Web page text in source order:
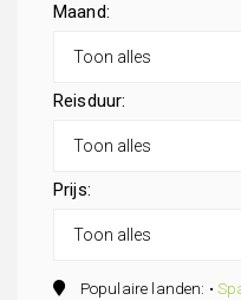
Maand:
Reisduur:
Prijs:
Populaire landen: •